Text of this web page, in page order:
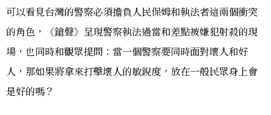
可以看見台灣的警察必須擔負人民保姆和執法者這兩個衝突
的角色，《鎗聲》呈現警察執法過當和差點被嫌犯射殺的現
場，也同時和觀眾提問：當一個警察要同時面對壞人和好
人，那如果將拿來打擊壞人的敏銳度，放在一般民眾身上會
是好的嗎？